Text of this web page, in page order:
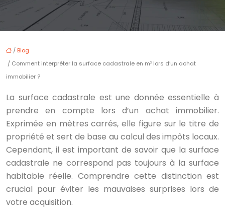
/ Blog
/ Comment interpréter la surface cadastrale en m² lors d’un achat
immobilier ?
La surface cadastrale est une donnée essentielle à
prendre en compte lors d’un achat immobilier.
Exprimée en mètres carrés, elle figure sur le titre de
propriété et sert de base au calcul des impôts locaux.
Cependant, il est important de savoir que la surface
cadastrale ne correspond pas toujours à la surface
habitable réelle. Comprendre cette distinction est
crucial pour éviter les mauvaises surprises lors de
votre acquisition.